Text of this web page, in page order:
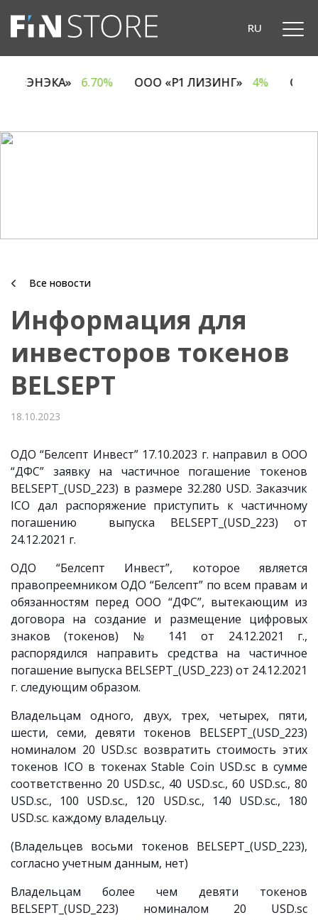
RU
«ЭНЭКА» 6.70% ООО «Р1 ЛИЗИНГ» 4%
Все новости
Информация для
инвесторов токенов
BELSEPT
18.10.2023
ОДО “Белсепт Инвест” 17.10.2023 г. направил в ООО
“ДФС” заявку на частичное погашение токенов
BELSEPT_(USD_223) в размере 32.280 USD. Заказчик
ICO дал распоряжение приступить к частичному
погашению выпуска BELSEPT_(USD_223) от
24.12.2021 г.
ОДО “Белсепт Инвест”, которое является
правопреемником ОДО “Белсепт” по всем правам и
обязанностям перед ООО “ДФС”, вытекающим из
договора на создание и размещение цифровых
знаков (токенов) № 141 от 24.12.2021 г.,
распорядился направить средства на частичное
погашение выпуска BELSEPT_(USD_223) от 24.12.2021
г. следующим образом.
Владельцам одного, двух, трех, четырех, пяти,
шести, семи, девяти токенов BELSEPT_(USD_223)
номиналом 20 USD.sc возвратить стоимость этих
токенов ICO в токенах Stable Coin USD.sc в сумме
соответственно 20 USD.sc., 40 USD.sc., 60 USD.sc., 80
USD.sc., 100 USD.sc., 120 USD.sc., 140 USD.sc., 180
USD.sc. каждому владельцу.
(Владельцев восьми токенов BELSEPT_(USD_223),
согласно учетным данным, нет)
Владельцам более чем девяти токенов
BELSEPT_(USD_223) номиналом 20 USD.sc